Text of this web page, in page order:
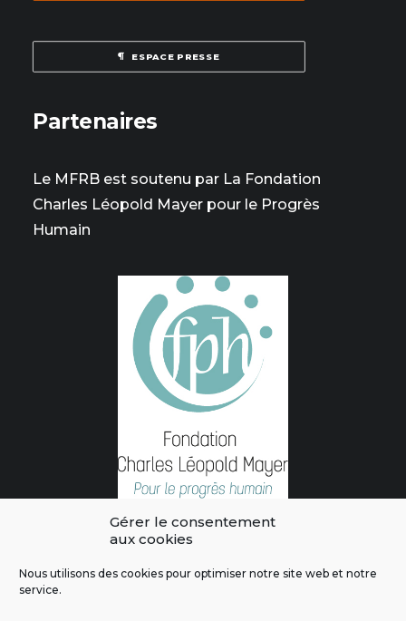
Gérer le consentement
aux cookies
Nous utilisons des cookies pour optimiser notre site web et notre
service.
ESPACE PRESSE
Partenaires
Le MFRB est soutenu par La Fondation
Charles Léopold Mayer pour le Progrès
Humain
L'intégralité des contenus de ce site sont publiés sous licence